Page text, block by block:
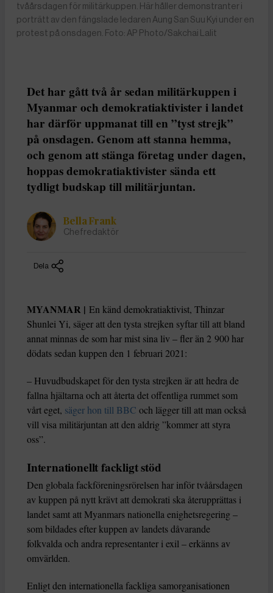
tvåårsdagen för militärkuppen. Här håller demonstranter i
porträtt av den fängslade ledaren Aung San Suu Kyi under en
protest på onsdagen. Foto: AP Photo/Sakchai Lalit
Det har gått två år sedan militärkuppen i
Myanmar och demokratiaktivister i landet
har därför uppmanat till en ”tyst strejk”
på onsdagen. Genom att stanna hemma,
och genom att stänga företag under dagen,
hoppas demokratiaktivister sända ett
tydligt budskap till militärjuntan.
Bella Frank
Chefredaktör
Dela
MYANMAR | En känd demokratiaktivist, Thinzar
Shunlei Yi, säger att den tysta strejken syftar till att bland
annat minnas de som har mist sina liv – fler än 2 900 har
dödats sedan kuppen den 1 februari 2021:
– Huvudbudskapet för den tysta strejken är att hedra de
fallna hjältarna och att återta det offentliga rummet som
vårt eget, säger hon till BBC och lägger till att man också
vill visa militärjuntan att den aldrig ”kommer att styra
oss”.
Internationellt fackligt stöd
Den globala fackföreningsrörelsen har inför tvåårsdagen
av kuppen på nytt krävt att demokrati ska återupprättas i
landet samt att Myanmars nationella enighetsregering –
som bildades efter kuppen av landets dåvarande
folkvalda och andra representanter i exil – erkänns av
omvärlden.
Enligt den internationella fackliga samorganisationen